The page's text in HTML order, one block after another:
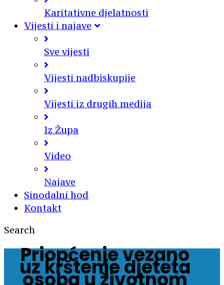
Karitativne djelatnosti
Vijesti i najave
Sve vijesti
Vijesti nadbiskupije
Vijesti iz drugih medija
Iz Župa
Video
Najave
Sinodalni hod
Kontakt
Search
Priopćenje vezano
uz krštenje djeteta
osoba u životnom